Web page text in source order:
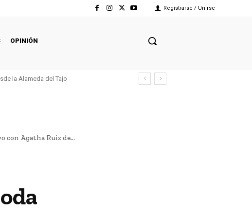
Registrarse / Unirse
OPINIÓN
la Alameda del Tajo
con Agatha Ruiz de...